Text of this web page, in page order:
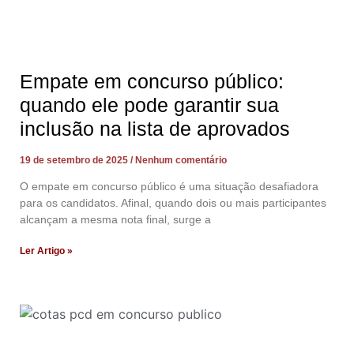
Empate em concurso público:
quando ele pode garantir sua
inclusão na lista de aprovados
19 de setembro de 2025 Nenhum comentário
O empate em concurso público é uma situação desafiadora
para os candidatos. Afinal, quando dois ou mais participantes
alcançam a mesma nota final, surge a
Ler Artigo »